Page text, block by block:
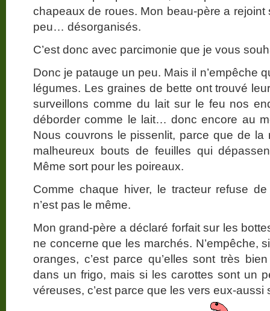
chapeaux de roues. Mon beau-père a
peu… désorganisés.
C’est donc avec parcimonie que je vous
Donc je patauge un peu. Mais il n’empêche
légumes. Les graines de bette ont trouvé
surveillons comme du lait sur le feu nos
déborder comme le lait… donc encore au
Nous couvrons le pissenlit, parce que de
malheureux bouts de feuilles qui
Même sort pour les poireaux.
Comme chaque hiver, le tracteur refuse
n’est pas le même.
Mon grand-père a déclaré forfait sur les
ne concerne que les marchés. N’empêche,
oranges, c’est parce qu’elles sont très
dans un frigo, mais si les carottes sont un
véreuses, c’est parce que les vers eux-